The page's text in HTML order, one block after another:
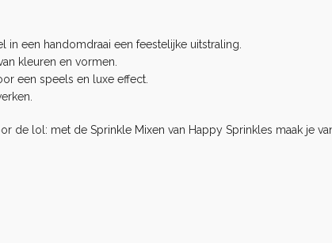
in een handomdraai een feestelijke uitstraling.
kleuren en vormen.
een speels en luxe effect.
de lol: met de Sprinkle Mixen van Happy Sprinkles maak je